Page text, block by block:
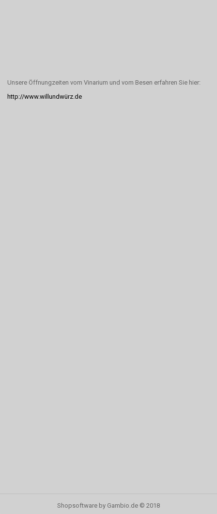
Unsere Öffnungzeiten vom Vinarium und vom Besen erfahren Sie hier:
http://www.willundwürz.de
Shopsoftware by Gambio.de © 2018